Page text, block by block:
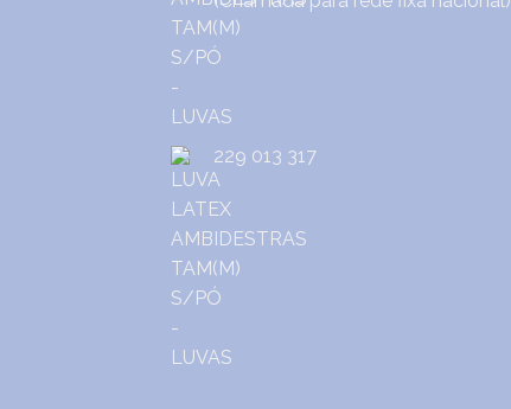
229 013 317